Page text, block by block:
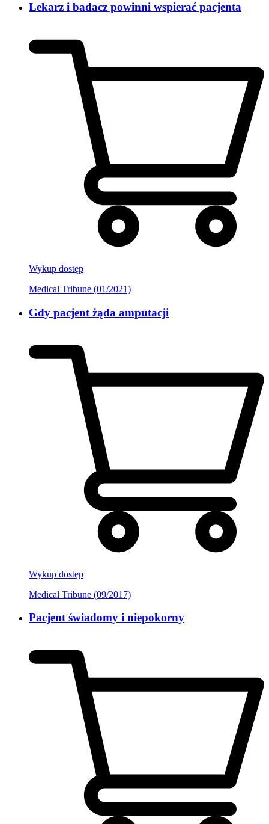
Lekarz i badacz powinni wspierać pacjenta
Wykup dostęp
Medical Tribune (01/2021)
Gdy pacjent żąda amputacji
Wykup dostęp
Medical Tribune (09/2017)
Pacjent świadomy i niepokorny